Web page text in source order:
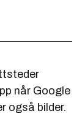
når Google
også bilder.